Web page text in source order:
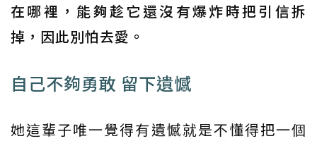
在哪裡，能夠趁它還沒有爆炸時把引信拆
掉，因此別怕去愛。
自己不夠勇敢 留下遺憾
她這輩子唯一覺得有遺憾就是不懂得把一個